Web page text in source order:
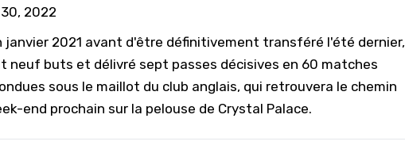
2022
janvier 2021 avant d'être définitivement transféré l'été dernier,
neuf buts et délivré sept passes décisives en 60 matches
sous le maillot du club anglais, qui retrouvera le chemin
end prochain sur la pelouse de Crystal Palace.